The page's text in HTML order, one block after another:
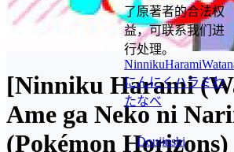
[Ninniku Harami
Ame ga Neko ni
(Pokémon Horizons)
了原著者的合法权
益，可联系我们进
行处理。
NinnikuHarami
にんにくハラミわ
たなべ
Doujinshi